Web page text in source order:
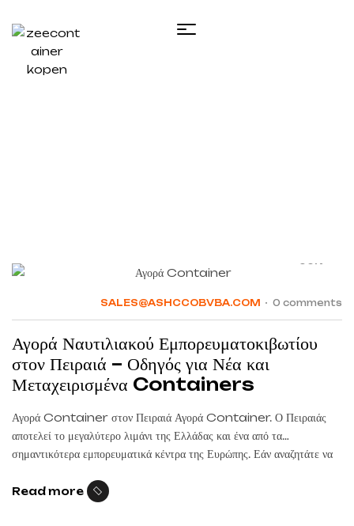
SALES@ASHCCOBVBA.COM 0 comments
Αγορά Ναυτιλιακού Εμπορευματοκιβωτίου
στον Πειραιά – Οδηγός για Νέα και
Μεταχειρισμένα Containers
Αγορά Container στον Πειραιά Αγορά Container. Ο Πειραιάς
αποτελεί το μεγαλύτερο λιμάνι της Ελλάδας και ένα από τα
σημαντικότερα εμπορευματικά κέντρα της Ευρώπης. Εάν αναζητάτε να
μεγάλη ποικιλία από νέα και μεταχειρισμένα containers για
Read more